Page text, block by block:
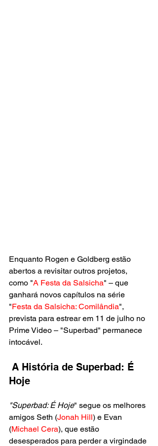
Enquanto Rogen e Goldberg estão
abertos a revisitar outros projetos,
como "A Festa da Salsicha" – que
ganhará novos capítulos na série
"Festa da Salsicha: Comilândia",
prevista para estrear em 11 de julho no
Prime Video – "Superbad" permanece
intocável.
Hoje
"Superbad: É Hoje" segue os melhores
amigos Seth (Jonah Hill) e Evan
(Michael Cera), que estão
desesperados para perder a virgindade